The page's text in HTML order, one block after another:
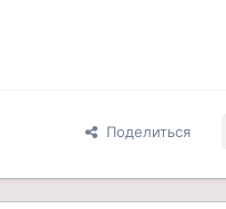
Поделиться